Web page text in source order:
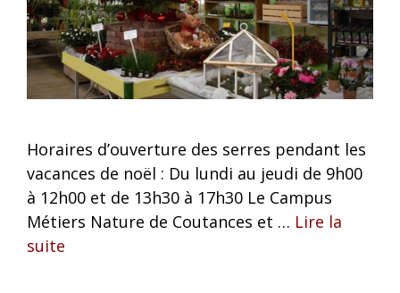
Horaires d’ouverture des serres pendant les
vacances de noël : Du lundi au jeudi de 9h00
à 12h00 et de 13h30 à 17h30 Le Campus
Métiers Nature de Coutances et … Lire la
suite